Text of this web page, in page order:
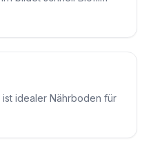
ist idealer Nährboden für